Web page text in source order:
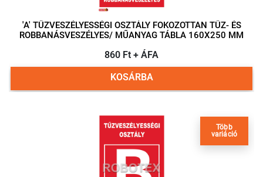
'A' TŰZVESZÉLYESSÉGI OSZTÁLY FOKOZOTTAN TŰZ- ÉS
ROBBANÁSVESZÉLYES/ MŰANYAG TÁBLA 160X250 MM
860 Ft + ÁFA
KOSÁRBA
Több
variáció